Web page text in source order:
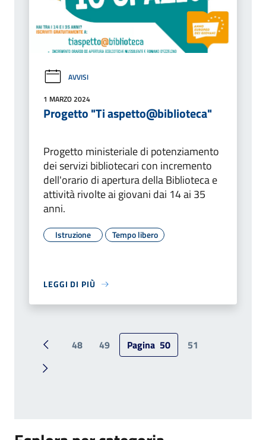
AVVISI
1 MARZO 2024
Progetto "Ti aspetto@biblioteca"
Progetto ministeriale di potenziamento
dei servizi bibliotecari con incremento
dell'orario di apertura della Biblioteca e
attività rivolte ai giovani dai 14 ai 35
anni.
Istruzione Tempo libero
LEGGI DI PIÙ
Pagina precedente
48 49 Pagina 50 51
Pagina successiva